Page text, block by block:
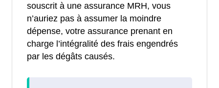
souscrit à une assurance MRH, vous
n’auriez pas à assumer la moindre
dépense, votre assurance prenant en
charge l’intégralité des frais engendrés
par les dégâts causés.